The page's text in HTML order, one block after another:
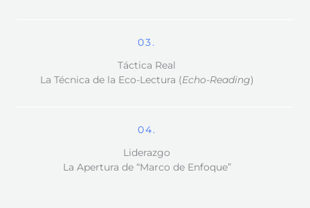
03.
Táctica Real
La Técnica de la Eco-Lectura (Echo-Reading)
04.
Liderazgo
La Apertura de “Marco de Enfoque”